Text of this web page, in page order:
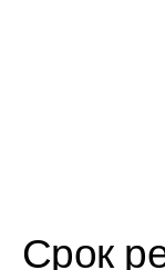
Срок